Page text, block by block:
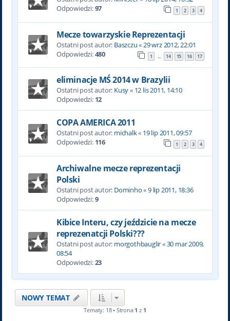
Odpowiedzi:97 1 2 3 4
Mecze towarzyskie Reprezentacji
Ostatni post autor: Baszczu«29 wrz 2012, 22:01
Odpowiedzi:480 1 … 14 15 16 17
eliminacje MŚ 2014 w Brazylii
Ostatni post autor: Kusy« 12 lis 2011, 14:10
Odpowiedzi: 12
COPA AMERICA 2011
Ostatni post autor: michalk« 19 lip 2011, 09:57
Odpowiedzi: 116 1 2 3 4
Archiwalne mecze reprezentacji
Polski
Ostatni post autor: Dominho«9 lip 2011, 18:36
Odpowiedzi:9
Kibice Interu, czy jeździcie na mecze
reprezenatcji Polski???
Ostatni post autor: morgothbauglir«30 mar 2009,
08:54
Odpowiedzi:23
NOWY TEMAT
Tematy: 18 • Strona 1 z 1